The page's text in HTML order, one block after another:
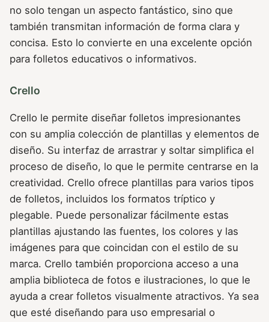
no solo tengan un aspecto fantástico, sino que
también transmitan información de forma clara y
concisa. Esto lo convierte en una excelente opción
para folletos educativos o informativos.
Crello
Crello le permite diseñar folletos impresionantes
con su amplia colección de plantillas y elementos de
diseño. Su interfaz de arrastrar y soltar simplifica el
proceso de diseño, lo que le permite centrarse en la
creatividad. Crello ofrece plantillas para varios tipos
de folletos, incluidos los formatos tríptico y
plegable. Puede personalizar fácilmente estas
plantillas ajustando las fuentes, los colores y las
imágenes para que coincidan con el estilo de su
marca. Crello también proporciona acceso a una
amplia biblioteca de fotos e ilustraciones, lo que le
ayuda a crear folletos visualmente atractivos. Ya sea
que esté diseñando para uso empresarial o